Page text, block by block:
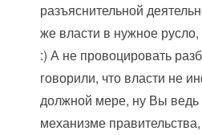
разъяснительной
же власти в нужное
:) А не провоцировать
говорили, что власти не
должной мере, ну Вы ведь
механизме